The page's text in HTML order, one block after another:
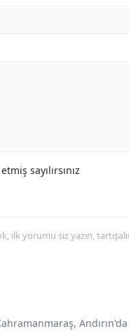
sayılırsınız
ilk yorumu siz yazın,